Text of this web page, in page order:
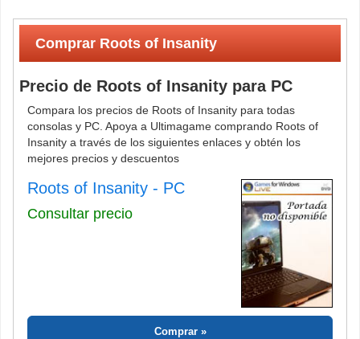
Comprar Roots of Insanity
Precio de Roots of Insanity para PC
Compara los precios de Roots of Insanity para todas
consolas y PC. Apoya a Ultimagame comprando Roots of
Insanity a través de los siguientes enlaces y obtén los
mejores precios y descuentos
Roots of Insanity - PC
Consultar precio
Comprar